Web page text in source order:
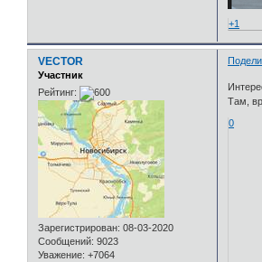
+1
VECTOR
Участник
Рейтинг:
Зарегистрирован: 08-03-2020
Сообщений: 9023
Уважение: +7064
Там,
0